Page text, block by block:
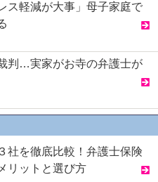
ス軽減が大事」母子家庭で
判…実家がお寺の弁護士が
社を徹底比較！弁護士保険
リットと選び方